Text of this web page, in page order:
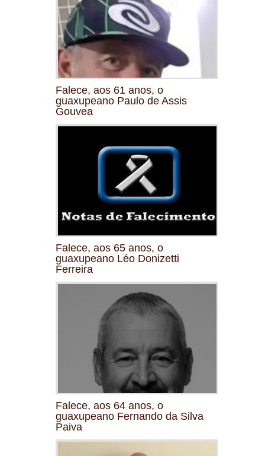
Falece, aos 61 anos, o
guaxupeano Paulo de Assis
Gouvea
Falece, aos 65 anos, o
guaxupeano Léo Donizetti
Ferreira
Falece, aos 64 anos, o
guaxupeano Fernando da Silva
Paiva